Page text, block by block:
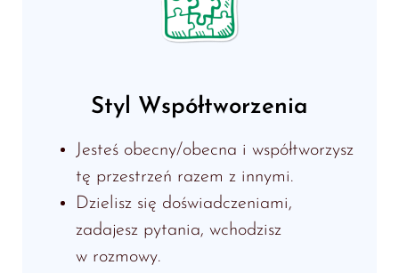
Styl Współtworzenia
Jesteś obecny/obecna i współtworzysz
tę przestrzeń razem z innymi.
Dzielisz się doświadczeniami,
zadajesz pytania, wchodzisz
w rozmowy.